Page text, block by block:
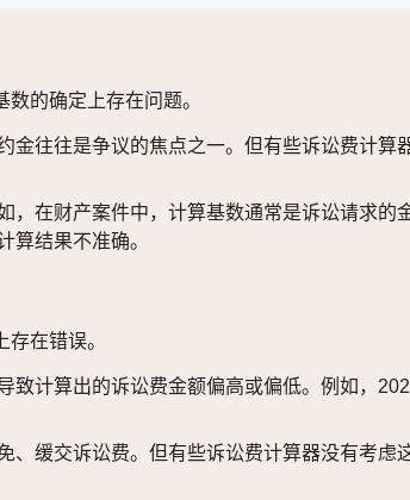
的确定上存在问题。
金往往是争议的焦点之一。但有些诉讼费计
，在财产案件中，计算基数通常是诉讼请求
算结果不准确。
在错误。
致计算出的诉讼费金额偏高或偏低。例如，
、缓交诉讼费。但有些诉讼费计算器没有考